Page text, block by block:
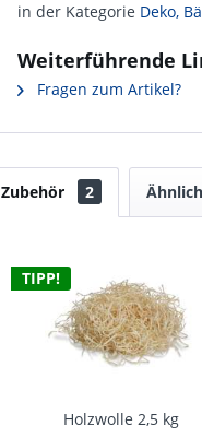
in der Kategorie Deko,
Weiterführende
Fragen zum Artikel?
Zubehör 2
TIPP!
Holzwolle 2,5 kg